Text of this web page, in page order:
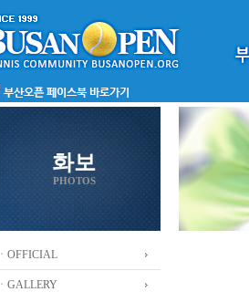
화보
PHOTOS
ㆍOFFICIAL
ㆍGALLERY